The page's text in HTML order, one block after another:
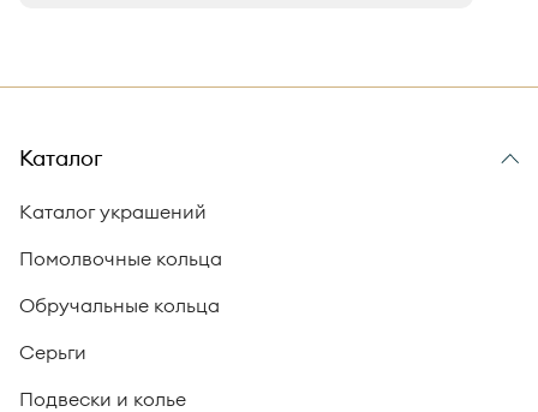
Каталог
Каталог украшений
Помолвочные кольца
Обручальные кольца
Серьги
Подвески и колье